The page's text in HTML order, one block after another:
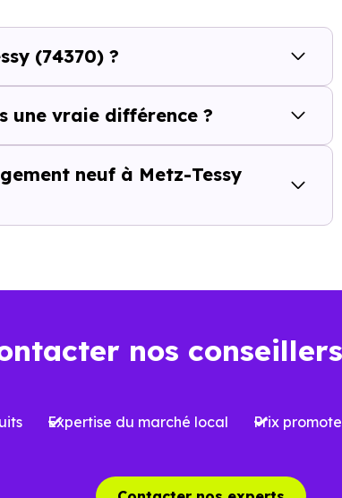
qui se construit aussi à
Tessy (74370)ne se résume pas à choisir un
et les opportunités du marché. Tous les
peuvent être significatives, notamment en
aujourd’hui… et demain
et anticipant les évolutions futures,
bénéficier d’un meilleur confort au quotidien,
(74370) ?
une vraie différence ?
neuf à Metz-Tessy
nos
Expertise du marché local Prix